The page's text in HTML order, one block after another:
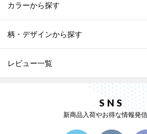
カラーから探す
柄・デザインから探す
レビュー一覧
SNS
新商品入荷やお得な情報発信